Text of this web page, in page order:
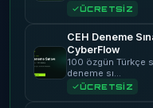
ÜCRETSİZ
CEH Deneme
CyberFlow
100 özgün Türkçe
deneme sı…
ÜCRETSİZ